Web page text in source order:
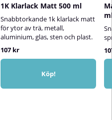
1K Klarlack Matt 500 ml
Snabbtorkande 1k klarlack matt
för ytor av trä, metall,
aluminium, glas, sten och plast.
107 kr
Köp!